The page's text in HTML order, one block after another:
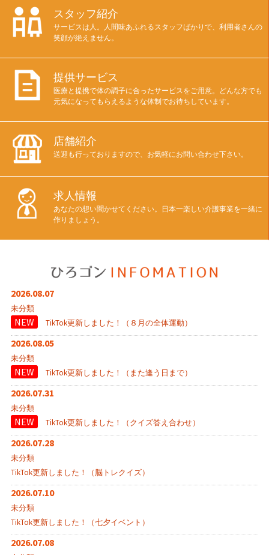
スタッフ紹介
サービスは人。人間味あふれるスタッフばかりで、利用者さんの
笑顔が絶えません。
提供サービス
医療と提携で体の調子に合ったサービスをご用意。どんな方でも
元気になってもらえるような体制でお待ちしています。
店舗紹介
送迎も行っておりますので、お気軽にお問い合わせ下さい。
求人情報
あなたの想い聞かせてください。日本一楽しい介護事業を一緒に
作りましょう。
2026.08.07
未分類
NEW TikTok更新しました！（８月の全体運動）
2026.08.05
未分類
NEW TikTok更新しました！（また逢う日まで）
2026.07.31
未分類
NEW TikTok更新しました！（クイズ答え合わせ）
2026.07.28
未分類
TikTok更新しました！（脳トレクイズ）
2026.07.10
未分類
TikTok更新しました！（七夕イベント）
2026.07.08